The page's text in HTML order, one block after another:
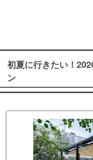
初夏に行きたい！
ン